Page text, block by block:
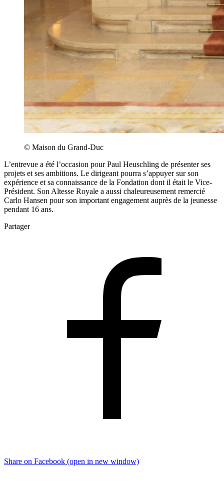
© Maison du Grand-Duc
L’entrevue a été l’occasion pour Paul Heuschling de présenter ses
projets et ses ambitions. Le dirigeant pourra s’appuyer sur son
expérience et sa connaissance de la Fondation dont il était le Vice-
Président. Son Altesse Royale a aussi chaleureusement remercié
Carlo Hansen pour son important engagement auprès de la jeunesse
pendant 16 ans.
Partager
Share on Facebook (open in new window)